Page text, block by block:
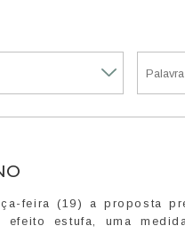
feira (19) a proposta
estufa, uma